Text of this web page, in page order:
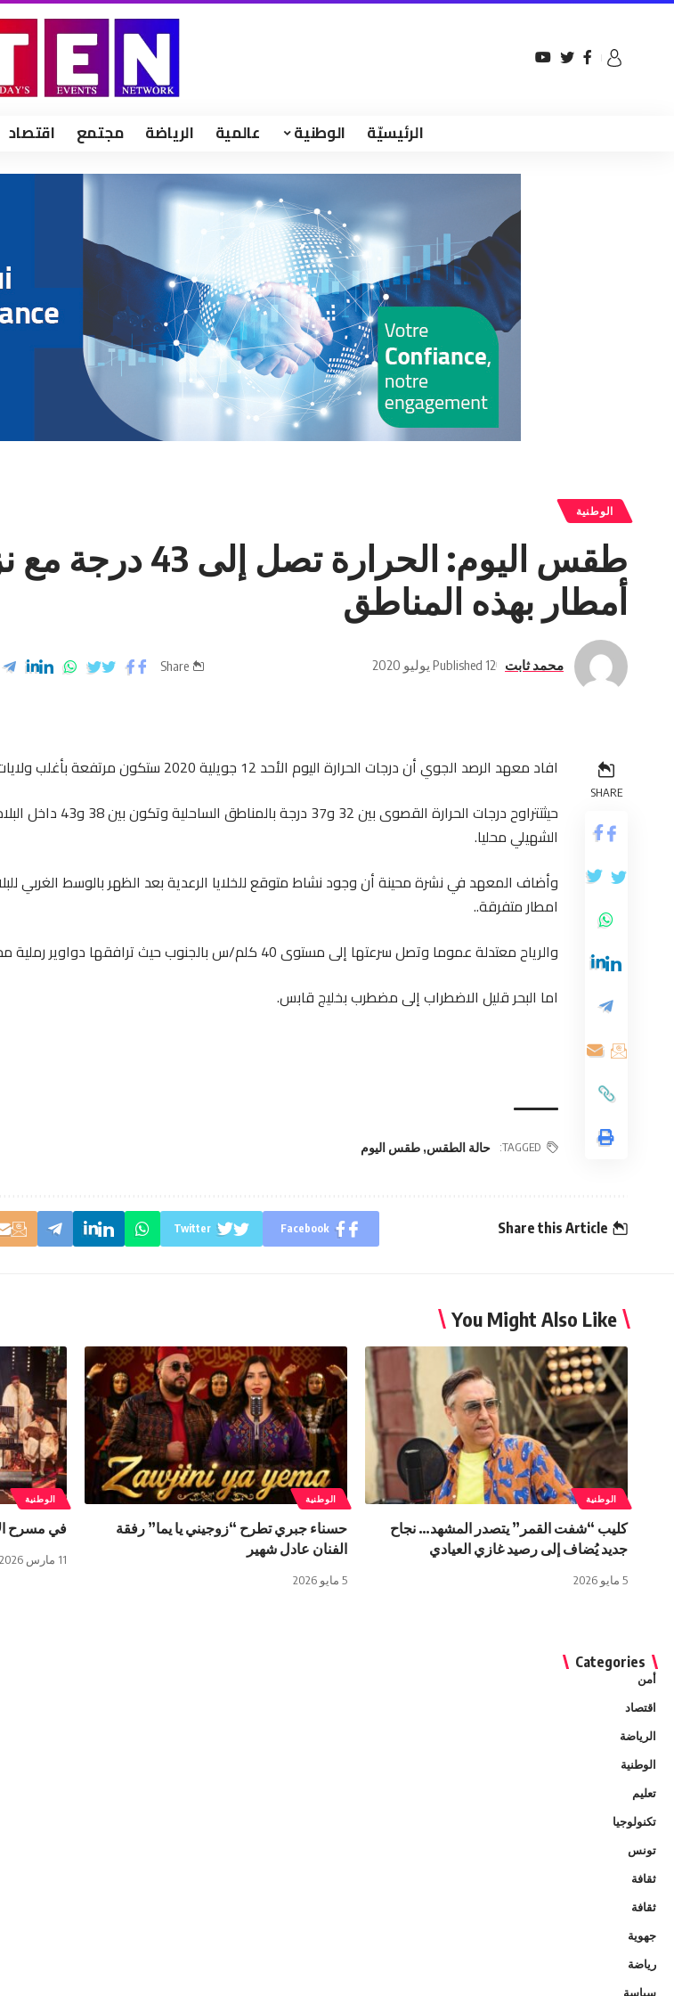
الرئيسيّة الوطنية عالمية الرياضة مجتمع اقتصاد
الوطنية
طقس اليوم: الحرارة تصل إلى
أمطار بهذه المناطق
محمد ثابت Published 12 يوليو 2020 Share
SHARE
افاد معهد الرصد الجوي أن درجات الحرارة اليوم الأحد 12 جويلية 2020 ستكون مرتفعة بأغلب ولايات الجمهورية.
حيثتتراوح درجات الحرارة القصوى بين 32 و37
الشهيلي محليا.
وأضاف المعهد في نشرة محينة أن وجود نشاط متوقع للخلايا الرعدية بعد الظهر بالوسط الغربي
امطار متفرقة..
والرياح معتدلة عموما وتصل سرعتها إلى مستوى 40 كلم/س بالجنوب حيث ترافقها دواوير رملية محلية ليلا .
اما البحر قليل الاضطراب إلى مضطرب بخليج قابس.
TAGGED: حالة الطقس, طقس اليوم
Share this Article
Facebook
Twitter
You Might Also Like
الوطنية
كليب “شفت القمر” يتصدر المشهد… نجاح
جديد يُضاف إلى رصيد غازي العيادي
5 مايو 2026
الوطنية
حسناء جبري تطرح “زوجيني يا يما” رفقة
الفنان عادل شهير
5 مايو 2026
الوطنية
في مسرح
11 مارس 2026
Categories
أمن
اقتصاد
الرياضة
الوطنية
تعليم
تكنولوجيا
تونس
ثقافة
ثقافة
جهوية
رياضة
سياسة